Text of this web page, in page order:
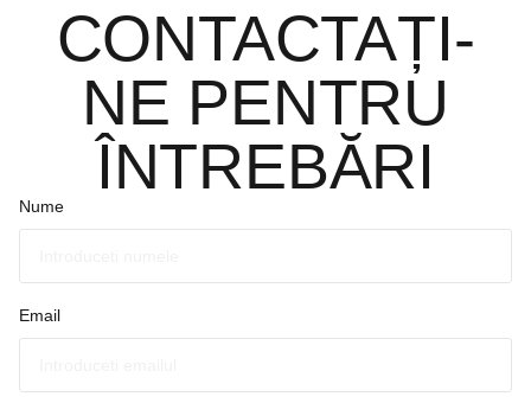
CONTACTAȚI-
NE PENTRU
ÎNTREBĂRI
Nume
Email